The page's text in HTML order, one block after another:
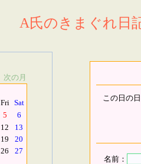
A氏のきまぐれ日
次の月
Fri Sat
5
6
12
13
19
20
26
27
この日の
名前：